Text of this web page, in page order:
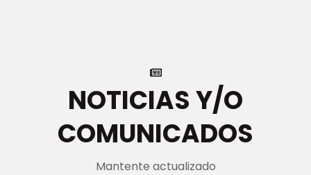
NOTICIAS Y/O
COMUNICADOS
Mantente actualizado